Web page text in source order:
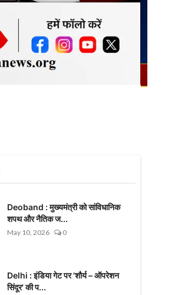
Deoband : मुख्यमंत्री को सांविधानिक
शपथ और नैतिक ज...
May 10, 2026 0
Delhi : इंडिया गेट पर 'शौर्य – ऑपरेशन
सिंदूर' की प...